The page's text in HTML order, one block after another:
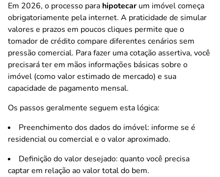
Em 2026, o processo para hipotecarum imóvel começa
obrigatoriamente pela internet. A praticidade de simular
valores e prazos em poucos cliques permite que o
tomador de crédito compare diferentes cenários sem
pressão comercial. Para fazer uma cotação assertiva, você
precisará ter em mãos informações básicas sobre o
imóvel (como valor estimado de mercado) e sua
capacidade de pagamento mensal.
Os passos geralmente seguem esta lógica:
Preenchimento dos dados do imóvel: informe se é
residencial ou comercial e o valor aproximado.
Definição do valor desejado: quanto você precisa
captar em relação ao valor total do bem.